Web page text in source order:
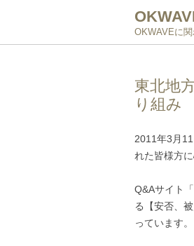
OKWAVEに
東北地
り組み
2011年3月
れた皆様方
Q&Aサイト「
る【安否、
っています。